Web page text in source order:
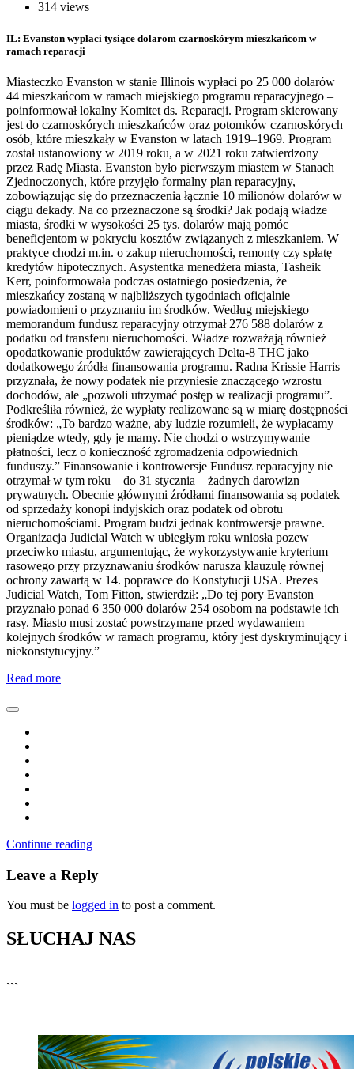
314 views
IL: Evanston wypłaci tysiące dolarom czarnoskórym mieszkańcom w
ramach reparacji
Miasteczko Evanston w stanie Illinois wypłaci po 25 000 dolarów
44 mieszkańcom w ramach miejskiego programu reparacyjnego –
poinformował lokalny Komitet ds. Reparacji. Program skierowany
jest do czarnoskórych mieszkańców oraz potomków czarnoskórych
osób, które mieszkały w Evanston w latach 1919–1969. Program
został ustanowiony w 2019 roku, a w 2021 roku zatwierdzony
przez Radę Miasta. Evanston było pierwszym miastem w Stanach
Zjednoczonych, które przyjęło formalny plan reparacyjny,
zobowiązując się do przeznaczenia łącznie 10 milionów dolarów w
ciągu dekady. Na co przeznaczone są środki? Jak podają władze
miasta, środki w wysokości 25 tys. dolarów mają pomóc
beneficjentom w pokryciu kosztów związanych z mieszkaniem. W
praktyce chodzi m.in. o zakup nieruchomości, remonty czy spłatę
kredytów hipotecznych. Asystentka menedżera miasta, Tasheik
Kerr, poinformowała podczas ostatniego posiedzenia, że
mieszkańcy zostaną w najbliższych tygodniach oficjalnie
powiadomieni o przyznaniu im środków. Według miejskiego
memorandum fundusz reparacyjny otrzymał 276 588 dolarów z
podatku od transferu nieruchomości. Władze rozważają również
opodatkowanie produktów zawierających Delta-8 THC jako
dodatkowego źródła finansowania programu. Radna Krissie Harris
przyznała, że nowy podatek nie przyniesie znaczącego wzrostu
dochodów, ale „pozwoli utrzymać postęp w realizacji programu”.
Podkreśliła również, że wypłaty realizowane są w miarę dostępności
środków: „To bardzo ważne, aby ludzie rozumieli, że wypłacamy
pieniądze wtedy, gdy je mamy. Nie chodzi o wstrzymywanie
płatności, lecz o konieczność zgromadzenia odpowiednich
funduszy.” Finansowanie i kontrowersje Fundusz reparacyjny nie
otrzymał w tym roku – do 31 stycznia – żadnych darowizn
prywatnych. Obecnie głównymi źródłami finansowania są podatek
od sprzedaży konopi indyjskich oraz podatek od obrotu
nieruchomościami. Program budzi jednak kontrowersje prawne.
Organizacja Judicial Watch w ubiegłym roku wniosła pozew
przeciwko miastu, argumentując, że wykorzystywanie kryterium
rasowego przy przyznawaniu środków narusza klauzulę równej
ochrony zawartą w 14. poprawce do Konstytucji USA. Prezes
Judicial Watch, Tom Fitton, stwierdził: „Do tej pory Evanston
przyznało ponad 6 350 000 dolarów 254 osobom na podstawie ich
rasy. Miasto musi zostać powstrzymane przed wydawaniem
kolejnych środków w ramach programu, który jest dyskryminujący i
niekonstytucyjny.”
Read more
Continue reading
Leave a Reply
You must be logged in to post a comment.
SŁUCHAJ NAS
```